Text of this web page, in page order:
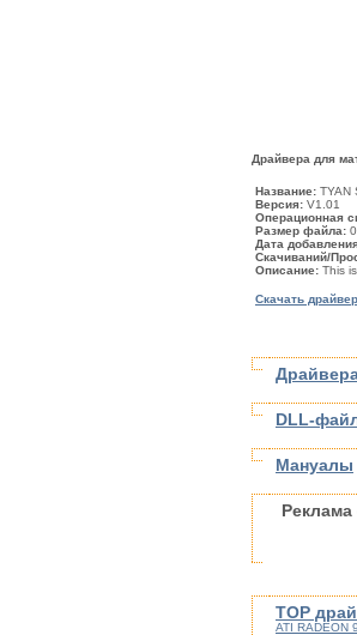
Драйвера для
Название: TYAN
Версия: V1.01
Операционная
Размер файла:
Дата
Скачиваний/
Описание: This
Скачать
DLL-
Мануалы
TOP
ATI RADEON